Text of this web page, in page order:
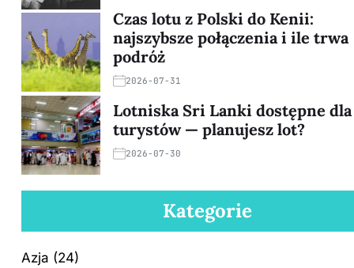
Czas lotu z Polski do Kenii:
najszybsze połączenia i ile trwa
podróż
2026-07-31
Lotniska Sri Lanki dostępne dla
turystów — planujesz lot?
2026-07-30
Kategorie
Azja (24)